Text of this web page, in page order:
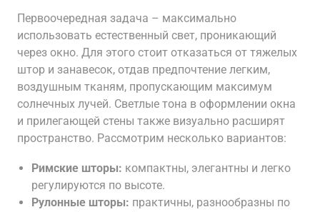
Первоочередная задача – максимально
использовать естественный свет, проникающий
через окно. Для этого стоит отказаться от тяжелых
штор и занавесок, отдав предпочтение легким,
воздушным тканям, пропускающим максимум
солнечных лучей. Светлые тона в оформлении окна
и прилегающей стены также визуально расширят
пространство. Рассмотрим несколько вариантов:
Римские шторы: компактны, элегантны и легко
регулируются по высоте.
Рулонные шторы: практичны, разнообразны по